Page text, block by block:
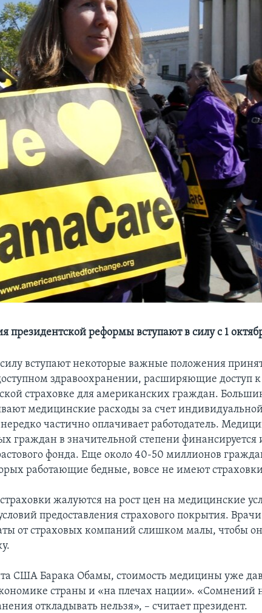
президентской реформы вступают в силу с 1
силу вступают некоторые важные положения
здравоохранении, расширяющие доступ к
страховке для американских граждан.
медицинские расходы за счет
частично оплачивает работодатель.
граждан в значительной степени финансируется
фонда. Еще около 40-50 миллионов
работающие бедные, вовсе не имеют
жалуются на рост цен на медицинские
предоставления страхового покрытия. Врачи
от страховых компаний слишком малы, чтобы
США Барака Обамы, стоимость медицины уже
страны и «на плечах нации». «Сомнений
откладывать нельзя», – считает президент.